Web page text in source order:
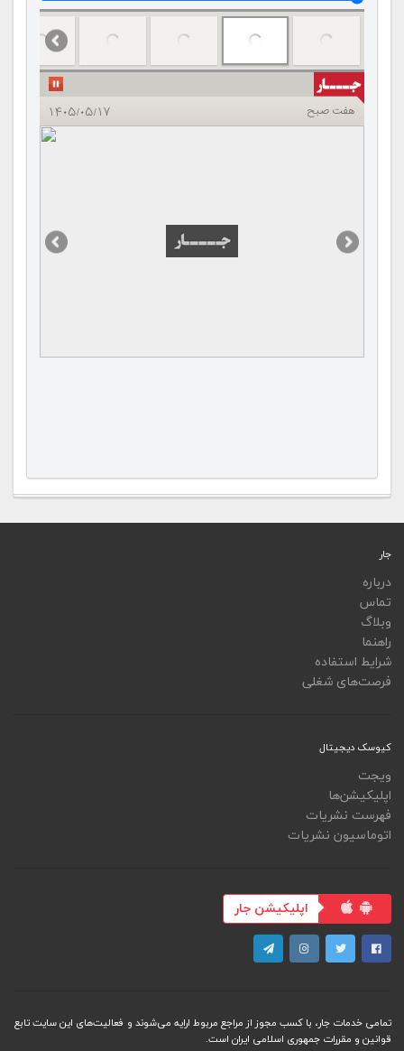
جار
درباره
تماس
وبلاگ
راهنما
شرایط استفاده
فرصت‌های شغلی
کیوسک دیجیتال
ویجت
اپلیکیشن‌ها
فهرست نشریات
اتوماسیون نشریات
اپلیکیشن جار
تمامی خدمات جار، با کسب مجوز از مراجع مربوط ارایه می‌شوند و فعاليت‌های اين سايت تابع
قوانين و مقررات جمهوری اسلامی ايران است.